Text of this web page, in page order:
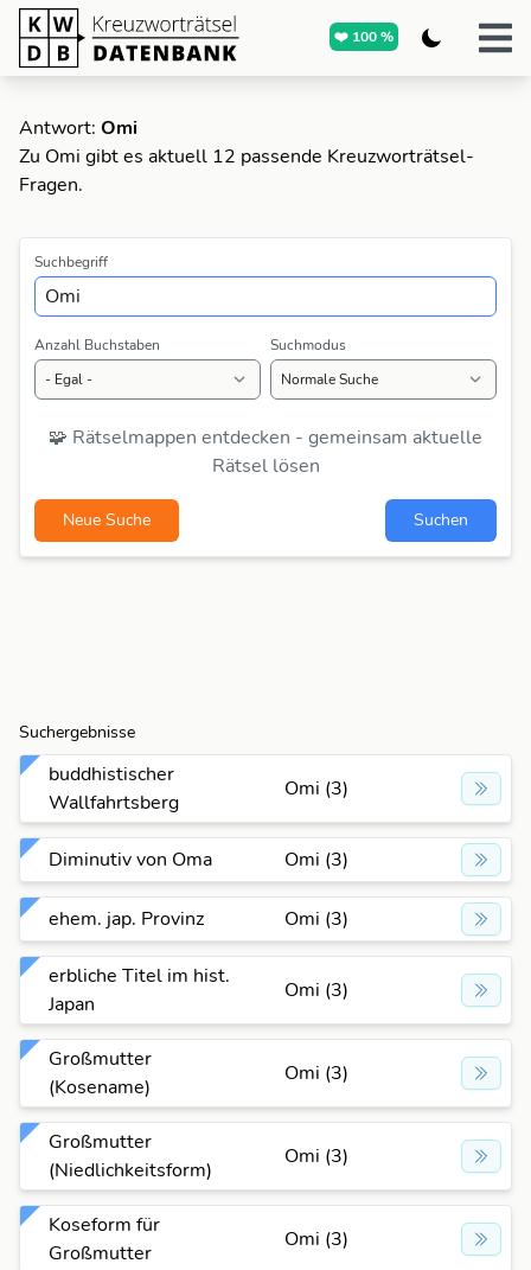
❤️ 100 %
Antwort: Omi
Zu Omi gibt es aktuell 12 passende Kreuzworträtsel-
Fragen.
Suchbegriff
Anzahl Buchstaben Suchmodus
🧩 Rätselmappen entdecken - gemeinsam aktuelle
Rätsel lösen
Neue Suche Suchen
Suchergebnisse
buddhistischer
Wallfahrtsberg
Omi (3)
Diminutiv von Oma Omi (3)
ehem. jap. Provinz Omi (3)
erbliche Titel im hist.
Japan
Omi (3)
Großmutter
(Kosename)
Omi (3)
Großmutter
(Niedlichkeitsform)
Omi (3)
Koseform für
Großmutter
Omi (3)